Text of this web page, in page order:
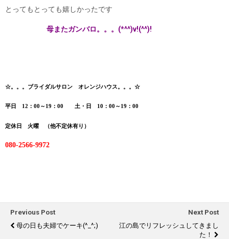
とってもとっても嬉しかったです
母またガンバロ。。。(*^^)v!(^^)!
☆。。。ブライダルサロン オレンジハウス。。。☆
平日 12：00～19：00 土・日 10：00～19：00
定休日 火曜 （他不定休有り）
080-2566-9972
Previous Post
母の日も夫婦でケーキ(^_^;)
Next Post
江の島でリフレッシュしてきまし
た！